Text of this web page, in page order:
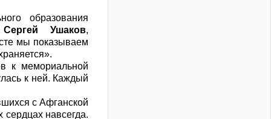
образования
Сергей Ушаков,
мы показываем
к мемориальной
к ней. Каждый
с Афганской
навсегда.